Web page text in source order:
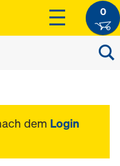
0
dem Login